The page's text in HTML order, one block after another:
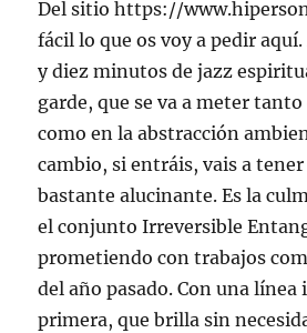
Del sitio https://
fácil lo que os voy a pedir
y diez minutos de jazz
garde, que se va a meter
como en la abstracción
cambio, si entráis, vais a
bastante alucinante. Es la
el conjunto Irreversible
prometiendo con trabajos
del año pasado. Con una
primera, que brilla sin